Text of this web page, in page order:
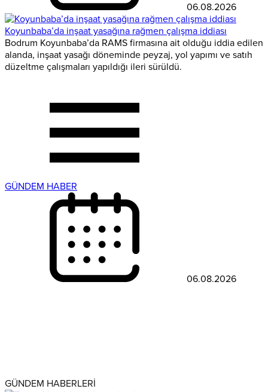
06.08.2026
Koyunbaba’da inşaat yasağına rağmen çalışma iddiası
Bodrum Koyunbaba’da RAMS firmasına ait olduğu iddia edilen
alanda, inşaat yasağı döneminde peyzaj, yol yapımı ve satıh
düzeltme çalışmaları yapıldığı ileri sürüldü.
GÜNDEM HABER
06.08.2026
GÜNDEM HABERLERİ